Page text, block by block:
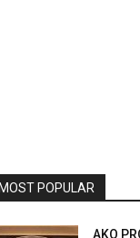
MOST POPULAR
AKO